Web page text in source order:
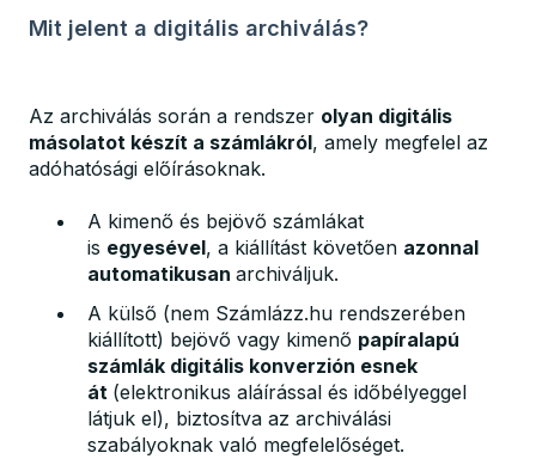
Mit jelent a digitális archiválás?
Az archiválás során a rendszer olyan digitális
másolatot készít a számlákról, amely megfelel az
adóhatósági előírásoknak.
A kimenő és bejövő számlákat
is egyesével, a kiállítást követően azonnal
automatikusan archiváljuk.
A külső (nem Számlázz.hu rendszerében
kiállított) bejövő vagy kimenő papíralapú
számlák digitális konverzión esnek
át (elektronikus aláírással és időbélyeggel
látjuk el), biztosítva az archiválási
szabályoknak való megfelelőséget.